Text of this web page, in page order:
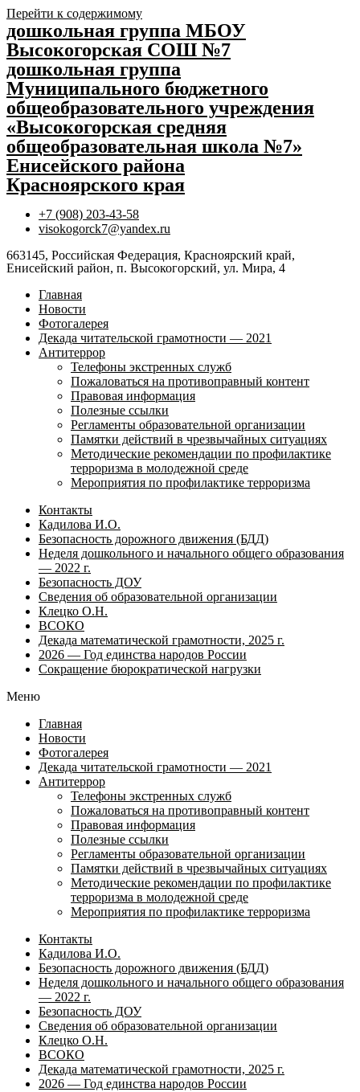
Перейти к содержимому
дошкольная группа МБОУ
Высокогорская СОШ №7
дошкольная группа
Муниципального бюджетного
общеобразовательного учреждения
«Высокогорская средняя
общеобразовательная школа №7»
Енисейского района
Красноярского края
+7 (908) 203-43-58
visokogorck7@yandex.ru
663145, Российская Федерация, Красноярский край,
Енисейский район, п. Высокогорский, ул. Мира, 4
Главная
Новости
Фотогалерея
Декада читательской грамотности — 2021
Антитеррор
Телефоны экстренных служб
Пожаловаться на противоправный контент
Правовая информация
Полезные ссылки
Регламенты образовательной организации
Памятки действий в чрезвычайных ситуациях
Методические рекомендации по профилактике
терроризма в молодежной среде
Мероприятия по профилактике терроризма
Контакты
Кадилова И.О.
Безопасность дорожного движения (БДД)
Неделя дошкольного и начального общего образования
— 2022 г.
Безопасность ДОУ
Сведения об образовательной организации
Клецко О.Н.
ВСОКО
Декада математической грамотности, 2025 г.
2026 — Год единства народов России
Сокращение бюрократической нагрузки
Меню
Главная
Новости
Фотогалерея
Декада читательской грамотности — 2021
Антитеррор
Телефоны экстренных служб
Пожаловаться на противоправный контент
Правовая информация
Полезные ссылки
Регламенты образовательной организации
Памятки действий в чрезвычайных ситуациях
Методические рекомендации по профилактике
терроризма в молодежной среде
Мероприятия по профилактике терроризма
Контакты
Кадилова И.О.
Безопасность дорожного движения (БДД)
Неделя дошкольного и начального общего образования
— 2022 г.
Безопасность ДОУ
Сведения об образовательной организации
Клецко О.Н.
ВСОКО
Декада математической грамотности, 2025 г.
2026 — Год единства народов России